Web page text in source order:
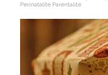
Périnatalité Parentalité